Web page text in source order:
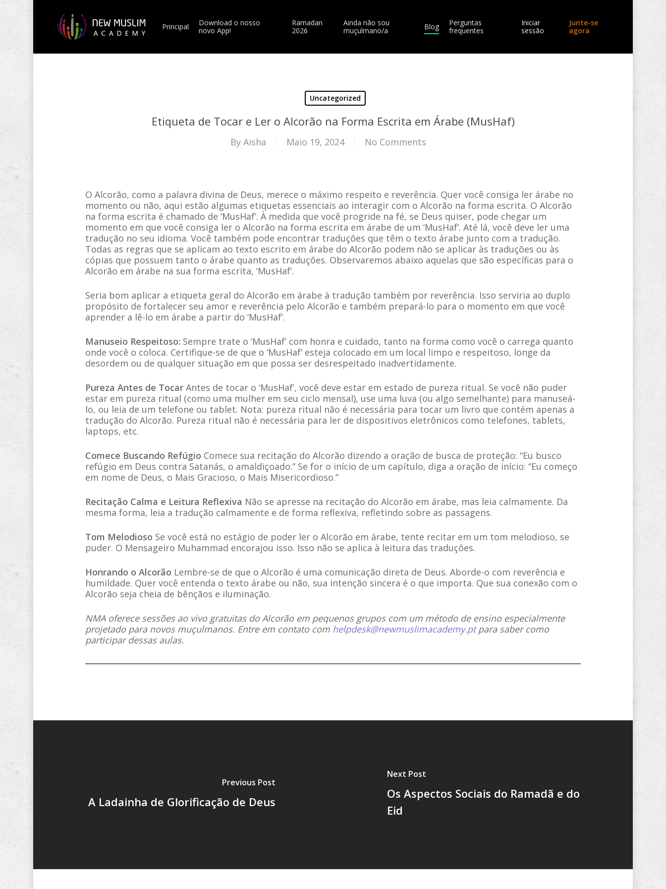
Skip
to
main
content
Principal
Download o nosso
novo App!
Ramadan
2026
Ainda não sou
muçulmano/a
Blog
Perguntas
frequentes
Iniciar
sessão
Junte-se
agora
Uncategorized
Etiqueta de Tocar e Ler o Alcorão na Forma Escrita em Árabe (MusHaf)
By Aisha Maio 19, 2024 No Comments
O Alcorão, como a palavra divina de Deus, merece o máximo respeito e reverência. Quer você consiga ler árabe no
momento ou não, aqui estão algumas etiquetas essenciais ao interagir com o Alcorão na forma escrita. O Alcorão
na forma escrita é chamado de ‘MusHaf’. À medida que você progride na fé, se Deus quiser, pode chegar um
momento em que você consiga ler o Alcorão na forma escrita em árabe de um ‘MusHaf’. Até lá, você deve ler uma
tradução no seu idioma. Você também pode encontrar traduções que têm o texto árabe junto com a tradução.
Todas as regras que se aplicam ao texto escrito em árabe do Alcorão podem não se aplicar às traduções ou às
cópias que possuem tanto o árabe quanto as traduções. Observaremos abaixo aquelas que são específicas para o
Alcorão em árabe na sua forma escrita, ‘MusHaf’.
Seria bom aplicar a etiqueta geral do Alcorão em árabe à tradução também por reverência. Isso serviria ao duplo
propósito de fortalecer seu amor e reverência pelo Alcorão e também prepará-lo para o momento em que você
aprender a lê-lo em árabe a partir do ‘MusHaf’.
Manuseio Respeitoso: Sempre trate o ‘MusHaf’ com honra e cuidado, tanto na forma como você o carrega quanto
onde você o coloca. Certifique-se de que o ‘MusHaf’ esteja colocado em um local limpo e respeitoso, longe da
desordem ou de qualquer situação em que possa ser desrespeitado inadvertidamente.
Pureza Antes de Tocar Antes de tocar o ‘MusHaf’, você deve estar em estado de pureza ritual. Se você não puder
estar em pureza ritual (como uma mulher em seu ciclo mensal), use uma luva (ou algo semelhante) para manuseá-
lo, ou leia de um telefone ou tablet. Nota: pureza ritual não é necessária para tocar um livro que contém apenas a
tradução do Alcorão. Pureza ritual não é necessária para ler de dispositivos eletrônicos como telefones, tablets,
laptops, etc.
Comece Buscando Refúgio Comece sua recitação do Alcorão dizendo a oração de busca de proteção: “Eu busco
refúgio em Deus contra Satanás, o amaldiçoado.” Se for o início de um capítulo, diga a oração de início: “Eu começo
em nome de Deus, o Mais Gracioso, o Mais Misericordioso.”
Recitação Calma e Leitura Reflexiva Não se apresse na recitação do Alcorão em árabe, mas leia calmamente. Da
mesma forma, leia a tradução calmamente e de forma reflexiva, refletindo sobre as passagens.
Tom Melodioso Se você está no estágio de poder ler o Alcorão em árabe, tente recitar em um tom melodioso, se
puder. O Mensageiro Muhammad encorajou isso. Isso não se aplica à leitura das traduções.
Honrando o Alcorão Lembre-se de que o Alcorão é uma comunicação direta de Deus. Aborde-o com reverência e
humildade. Quer você entenda o texto árabe ou não, sua intenção sincera é o que importa. Que sua conexão com o
Alcorão seja cheia de bênçãos e iluminação.
NMA oferece sessões ao vivo gratuitas do Alcorão em pequenos grupos com um método de ensino especialmente
projetado para novos muçulmanos. Entre em contato com helpdesk@newmuslimacademy.ptpara saber como
participar dessas aulas.
Previous Post
A Ladainha de Glorificação de Deus
Next Post
Os Aspectos Sociais do Ramadã e do
Eid